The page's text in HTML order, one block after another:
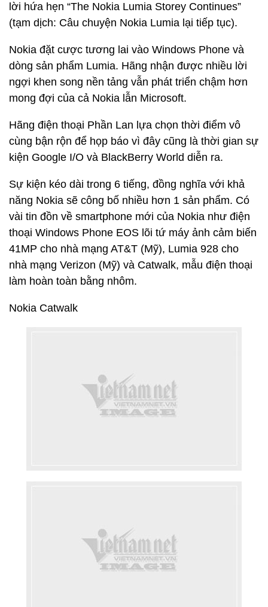
lời hứa hẹn “The Nokia Lumia Storey Continues”
(tạm dịch: Câu chuyện Nokia Lumia lại tiếp tục).
Nokia đặt cược tương lai vào Windows Phone và
dòng sản phẩm Lumia. Hãng nhận được nhiều lời
ngợi khen song nền tảng vẫn phát triển chậm hơn
mong đợi của cả Nokia lẫn Microsoft.
Hãng điện thoại Phần Lan lựa chọn thời điểm vô
cùng bận rộn để họp báo vì đây cũng là thời gian sự
kiện Google I/O và BlackBerry World diễn ra.
Sự kiện kéo dài trong 6 tiếng, đồng nghĩa với khả
năng Nokia sẽ công bố nhiều hơn 1 sản phẩm. Có
vài tin đồn về smartphone mới của Nokia như điện
thoại Windows Phone EOS lõi tứ máy ảnh cảm biến
41MP cho nhà mạng AT&T (Mỹ), Lumia 928 cho
nhà mạng Verizon (Mỹ) và Catwalk, mẫu điện thoại
làm hoàn toàn bằng nhôm.
Nokia Catwalk